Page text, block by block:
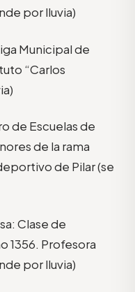
por lluvia)
Municipal de
“Carlos
de Escuelas de
de la rama
de Pilar (se
Clase de
1356. Profesora
por lluvia)